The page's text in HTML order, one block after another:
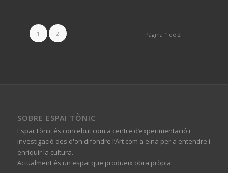
Pàgina 1 de 2
1 2
SOBRE ESPAI TÒNIC
Espai Tònic és concebut com a centre d’experimentació i
investigació des d'on difondre l’Art com a eina per a entendre i
enriquir la cultura.
Actualment és un espai que produeix obra pròpia.